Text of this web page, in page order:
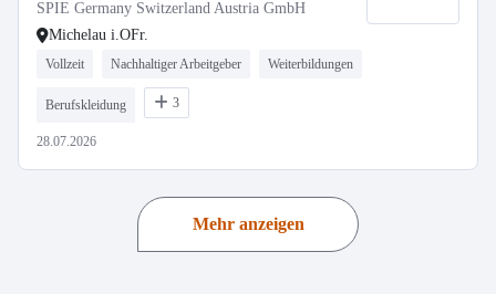
SPIE Germany Switzerland Austria GmbH
Michelau i.OFr.
Vollzeit Nachhaltiger Arbeitgeber Weiterbildungen
Berufskleidung 3
28.07.2026
Mehr anzeigen